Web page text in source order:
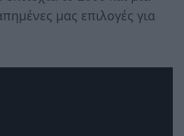
μας επιλογές για